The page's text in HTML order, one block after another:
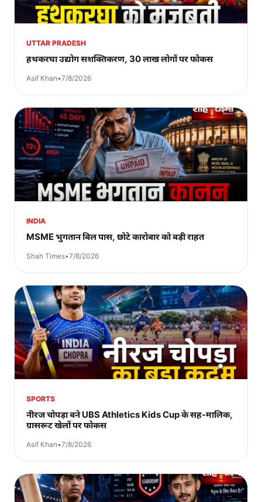
UTTAR PRADESH
हथकरघा उद्योग सशक्तिकरण, 30 लाख लोगों पर फोकस
Asif Khan•7/8/2026
INDIA
MSME भुगतान बिल पास, छोटे कारोबार को बड़ी राहत
Shah Times•7/8/2026
SPORTS
नीरज चोपड़ा बने UBS Athletics Kids Cup के सह-मालिक,
ग्रासरूट खेलों पर फोकस
Asif Khan•7/8/2026